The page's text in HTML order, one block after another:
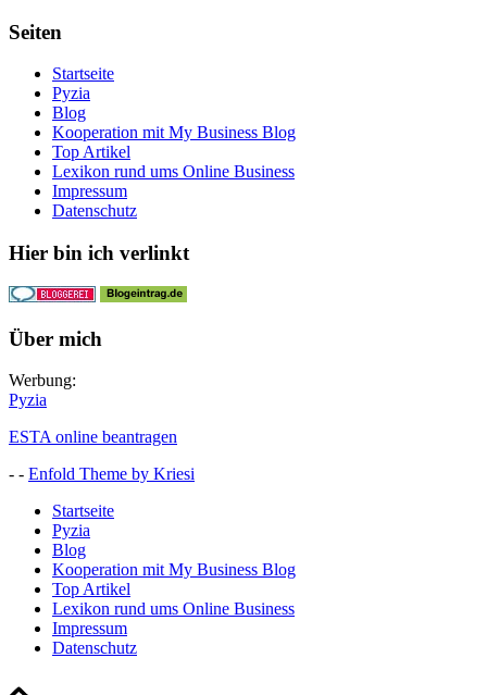
Seiten
Startseite
Pyzia
Blog
Kooperation mit My Business Blog
Top Artikel
Lexikon rund ums Online Business
Impressum
Datenschutz
Hier bin ich verlinkt
Über mich
Werbung:
Pyzia
ESTA online beantragen
- - Enfold Theme by Kriesi
Startseite
Pyzia
Blog
Kooperation mit My Business Blog
Top Artikel
Lexikon rund ums Online Business
Impressum
Datenschutz